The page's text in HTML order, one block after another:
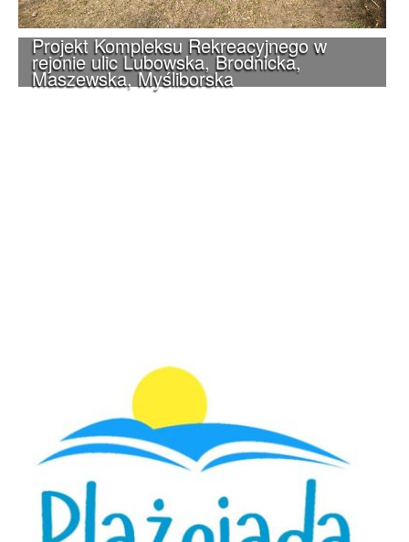
Projekt Kompleksu Rekreacyjnego w
rejonie ulic Lubowska, Brodnicka,
Maszewska, Myśliborska